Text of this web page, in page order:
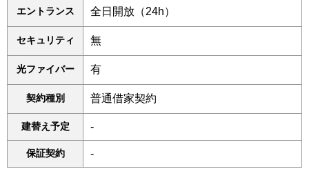
エントランス 全日開放（24h）
セキュリティ 無
光ファイバー 有
契約種別 普通借家契約
建替え予定 -
保証契約 -